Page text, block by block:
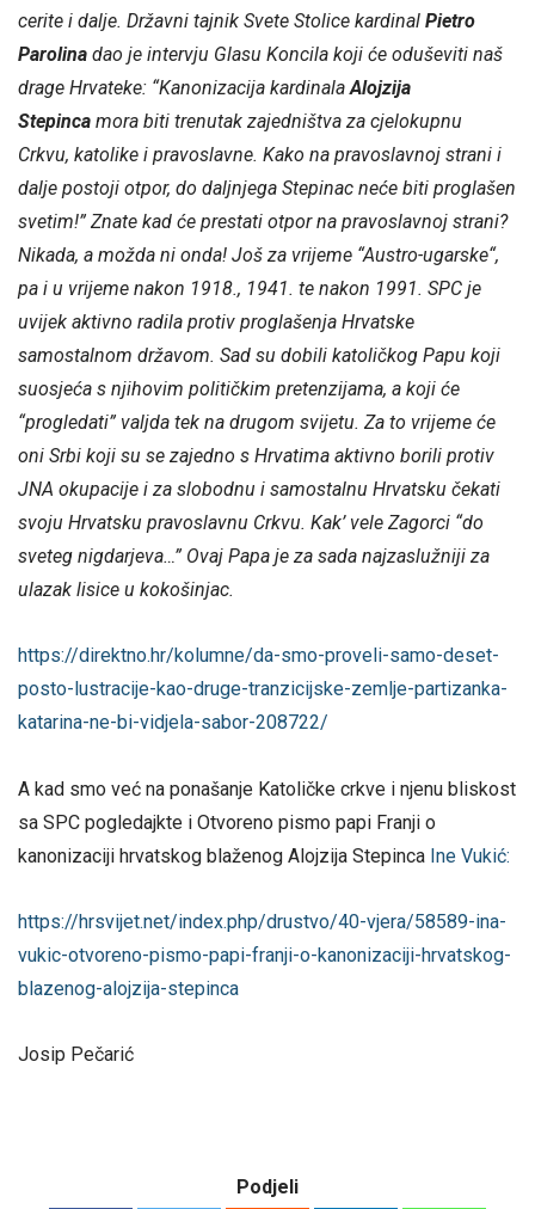
cerite i dalje. Državni tajnik Svete Stolice kardinal Pietro
Parolina dao je intervju Glasu Koncila koji će oduševiti naš
drage Hrvateke: “Kanonizacija kardinalaAlojzija
Stepinca mora biti trenutak zajedništva za cjelokupnu
Crkvu, katolike i pravoslavne. Kako na pravoslavnoj strani i
dalje postoji otpor, do daljnjega Stepinac neće biti proglašen
svetim!” Znate kad će prestati otpor na pravoslavnoj strani?
Nikada, a možda ni onda! Još za vrijeme “Austro-ugarske“,
pa i u vrijeme nakon 1918., 1941. te nakon 1991. SPC je
uvijek aktivno radila protiv proglašenja Hrvatske
samostalnom državom. Sad su dobili katoličkog Papu koji
suosjeća s njihovim političkim pretenzijama, a koji će
“progledati” valjda tek na drugom svijetu. Za to vrijeme će
oni Srbi koji su se zajedno s Hrvatima aktivno borili protiv
JNA okupacije i za slobodnu i samostalnu Hrvatsku čekati
svoju Hrvatsku pravoslavnu Crkvu. Kak’ vele Zagorci “do
sveteg nigdarjeva…” Ovaj Papa je za sada najzaslužniji za
ulazak lisice u kokošinjac.
https://direktno.hr/kolumne/da-smo-proveli-samo-deset-
posto-lustracije-kao-druge-tranzicijske-zemlje-partizanka-
katarina-ne-bi-vidjela-sabor-208722/
A kad smo već na ponašanje Katoličke crkve i njenu bliskost
sa SPC pogledajkte i Otvoreno pismo papi Franji o
kanonizaciji hrvatskog blaženog Alojzija Stepinca Ine Vukić:
https://hrsvijet.net/index.php/drustvo/40-vjera/58589-ina-
vukic-otvoreno-pismo-papi-franji-o-kanonizaciji-hrvatskog-
blazenog-alojzija-stepinca
Josip Pečarić
Podjeli